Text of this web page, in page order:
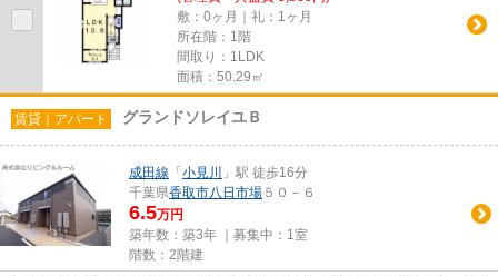
敷：0ヶ月｜礼：1ヶ月
所在階：1階
間取り：1LDK
面積：50.29㎡
賃貸｜アパート グランドソレイユＢ
成田線 「 小見川
」駅 徒歩16分
千葉県香取市八日市場 ５０－６
6.5万円
築年数：築3年 ｜募集中： 1室
階数：2階建